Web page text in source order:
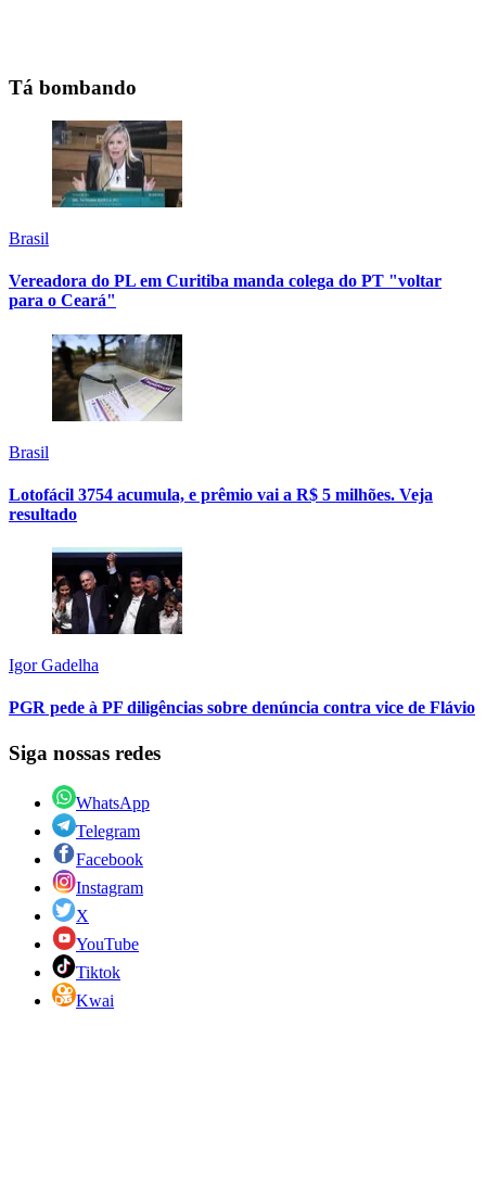
Tá bombando
Brasil
Vereadora do PL em Curitiba manda colega do PT "voltar
para o Ceará"
Brasil
Lotofácil 3754 acumula, e prêmio vai a R$ 5 milhões. Veja
resultado
Igor Gadelha
PGR pede à PF diligências sobre denúncia contra vice de Flávio
Siga nossas redes
WhatsApp
Telegram
Facebook
Instagram
X
YouTube
Tiktok
Kwai